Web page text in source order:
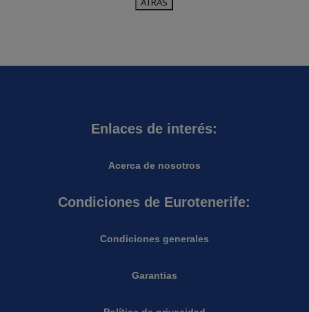
Enlaces de interés:
Acerca de nosotros
Condiciones de Eurotenerife:
Condiciones generales
Garantias